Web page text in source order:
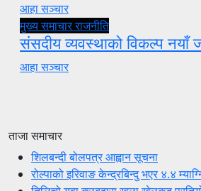
आहा सञ्चार
मुख्य समाचारराजनीति
संसदीय व्यवस्थाको विकल्प नयाँ
आहा सञ्चार
ताजा समाचार
शिलबन्दी बोलपत्र आह्वान सूचना
रोल्पाको इरिवाङ केन्द्रबिन्दु भएर ४.४